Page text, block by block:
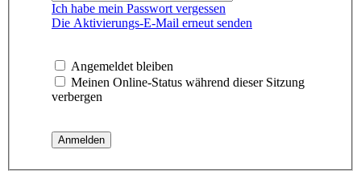
Ich habe mein Passwort vergessen
Die Aktivierungs-E-Mail erneut senden
Angemeldet bleiben
Meinen Online-Status während dieser Sitzung
verbergen